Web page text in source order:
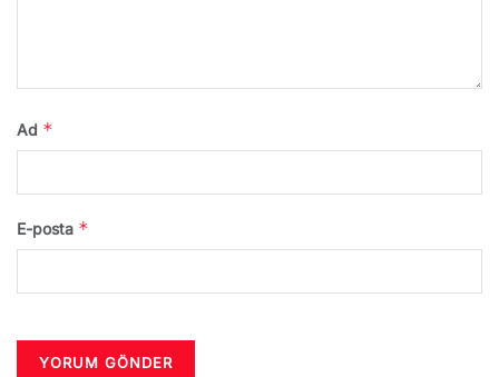
Ad *
E-posta *